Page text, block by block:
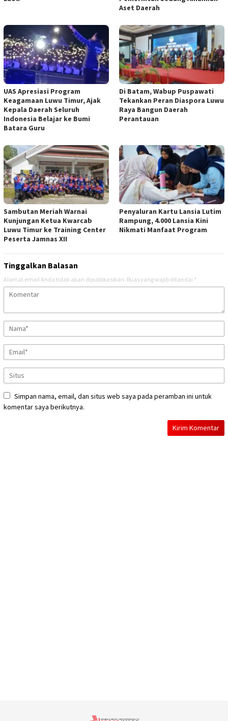
Aset Daerah
UAS Apresiasi Program
Keagamaan Luwu Timur, Ajak
Kepala Daerah Seluruh
Indonesia Belajar ke Bumi
Batara Guru
Di Batam, Wabup Puspawati
Tekankan Peran Diaspora Luwu
Raya Bangun Daerah
Perantauan
Sambutan Meriah Warnai
Kunjungan Ketua Kwarcab
Luwu Timur ke Training Center
Peserta Jamnas XII
Penyaluran Kartu Lansia Lutim
Rampung, 4.000 Lansia Kini
Nikmati Manfaat Program
Tinggalkan Balasan
Alamat email Anda tidak akan dipublikasikan. Ruas yang wajib ditandai *
Simpan nama, email, dan situs web saya pada peramban ini untuk
komentar saya berikutnya.